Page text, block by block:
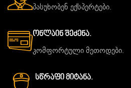
პასუხობენ ექსპერტები.
Ონლაინ Შეძენა.
კომფორტული მეთოდები.
Სწრაფი Მიტანა.